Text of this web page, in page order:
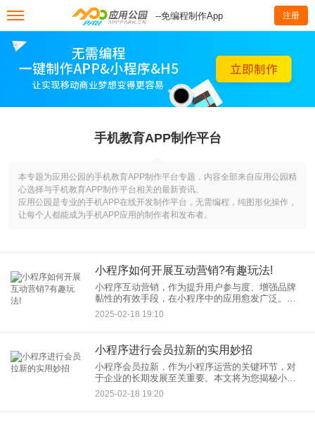
--免编程制作App 注册
手机教育APP制作平台
本专题为应用公园的手机教育APP制作平台专题，内容全部来自应用公园精
心选择与手机教育APP制作平台相关的最新资讯。
应用公园是专业的手机APP在线开发制作平台，无需编程，纯图形化操作，
让每个人都能成为手机APP应用的制作者和发布者。
‌小程序如何开展互动营销?有趣玩法!
小程序互动营销，作为提升用户参与度、增强品牌
黏性的有效手段，在小程序中的应用愈发广泛。这
样小程序如何开展互动营销，又有哪些有趣玩法
呢？本文将为您一一揭晓。 ‌一、利用小程序内置功
2025-02-18 19:10
小程序进行会员拉新的实用妙招‌
小程序会员拉新，作为小程序运营的关键环节，对
于企业的长期发展至关重要。本文将为您揭秘小程
序进行会员拉新的实用妙招，帮助您高效吸引新用
户，扩大会员基础。 ‌一、优化小程序体验，打造吸
2025-02-18 19:20